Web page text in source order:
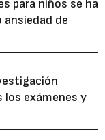
para niños se ha
de
los exámenes y